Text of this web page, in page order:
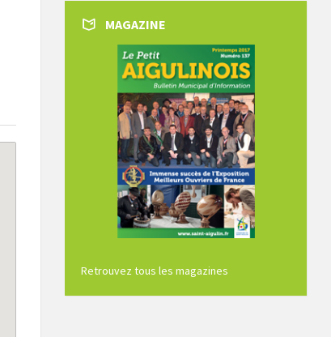
MAGAZINE
Retrouvez tous les magazines